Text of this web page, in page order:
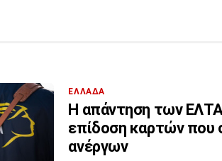
ΕΛΛΑΔΑ
Η απάντηση των ΕΛΤΑ
επίδοση καρτών που
ανέργων